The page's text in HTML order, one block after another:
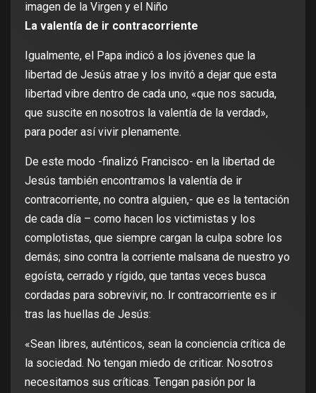
La valentía de ir contracorriente
Igualmente, el Papa indicó a los jóvenes que la
libertad de Jesús atrae y los invitó a dejar que esta
libertad vibre dentro de cada uno, «que nos sacuda,
que suscite en nosotros la valentía de la verdad»,
para poder así vivir plenamente.
De este modo -finalizó Francisco- en la libertad de
Jesús también encontramos la valentía de ir
contracorriente, no contra alguien,- que es la tentación
de cada día – como hacen los victimistas y los
complotistas, que siempre cargan la culpa sobre los
demás; sino contra la corriente malsana de nuestro yo
egoísta, cerrado y rígido, que tantas veces busca
cordadas para sobrevivir, no. Ir contracorriente es ir
tras las huellas de Jesús:
«Sean libres, auténticos, sean la conciencia crítica de
la sociedad. No tengan miedo de criticar. Nosotros
necesitamos sus críticas. Tengan pasión por la